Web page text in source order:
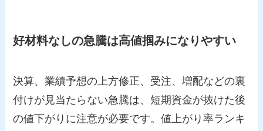
好材料なしの急騰は高値掴みになりやすい
決算、業績予想の上方修正、受注、増配などの裏
付けが見当たらない急騰は、短期資金が抜けた後
の値下がりに注意が必要です。値上がり率ランキ